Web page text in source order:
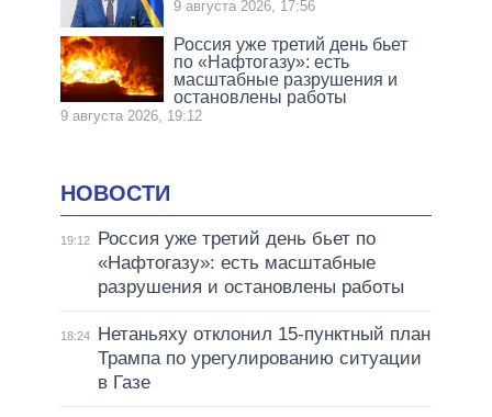
9 августа 2026, 17:56
Россия уже третий день бьет
по «Нафтогазу»: есть
масштабные разрушения и
остановлены работы
9 августа 2026, 19:12
НОВОСТИ
19:12
Россия уже третий день бьет по
«Нафтогазу»: есть масштабные
разрушения и остановлены работы
18:24
Нетаньяху отклонил 15-пунктный план
Трампа по урегулированию ситуации
в Газе